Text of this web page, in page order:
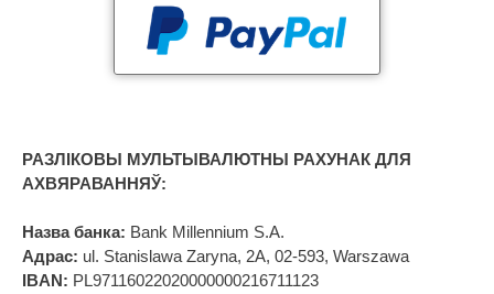
РАЗЛІКОВЫ МУЛЬТЫВАЛЮТНЫ РАХУНАК ДЛЯ
АХВЯРАВАННЯЎ:
Назва банка: Bank Millennium S.A.
Адрас: ul. Stanislawa Zaryna, 2A, 02-593, Warszawa
IBAN: PL97116022020000000216711123